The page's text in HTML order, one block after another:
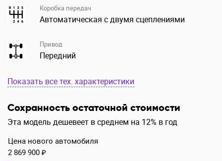
Коробка передач
Автоматическая с двумя сцеплениями
Привод
Передний
Показать все тех. характеристики
Сохранность остаточной стоимости
Эта модель дешевеет в среднем на 12% в год
Цена нового автомобиля
2 869 900 ₽